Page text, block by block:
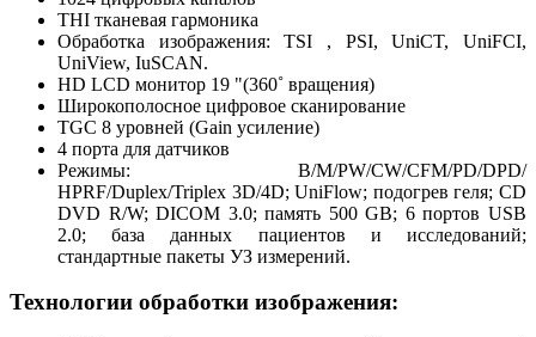
THI тканевая гармоника
Обработка изображения: TSI , PSI, UniCT, UniFCI,
UniView, IuSCAN.
HD LCD монитор 19 "(360˚ вращения)
Широкополосное цифровое сканирование
TGC 8 уровней (Gain усиление)
4 порта для датчиков
Режимы: B/M/PW/CW/CFM/PD/DPD/
HPRF/Duplex/Triplex 3D/4D; UniFlow; подогрев геля; CD
DVD R/W; DICOM 3.0; память 500 GB; 6 портов USB
2.0; база данных пациентов и исследований;
стандартные пакеты УЗ измерений.
Технологии обработки изображения: